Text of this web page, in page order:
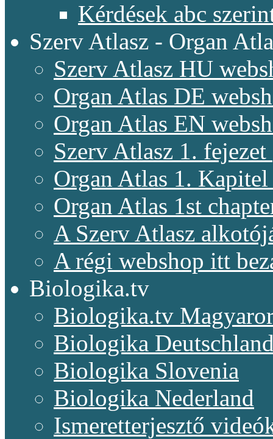
Kérdések abc
Szerv Atlasz - Organ
Szerv Atlasz HU
Organ Atlas DE
Organ Atlas EN
Szerv Atlasz 1.
Organ Atlas 1.
Organ Atlas 1st
A Szerv Atlasz
A régi webshop itt
Biologika.tv
Biologika.tv
Biologika
Biologika Slovenia
Biologika Nederland
Ismeretterjesztő